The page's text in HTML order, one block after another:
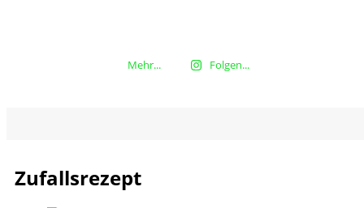
Mehr... Folgen...
Zufallsrezept